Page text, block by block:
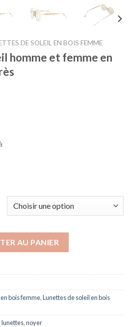
DE SOLEIL EN BOIS FEMME
homme et femme en
AU PANIER
bois femme,Lunettes de soleil en bois
lunettes,noyer